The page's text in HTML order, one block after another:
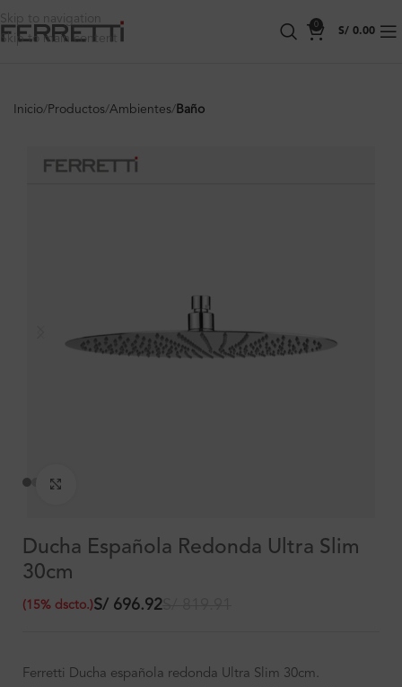
Skip to navigation
Skip to main content
0
S/ 0.00
Inicio Productos Ambientes Baño
Ducha Española Redonda Ultra Slim
30cm
S/ 696.92
(15% dscto.)
Ferretti Ducha española redonda Ultra Slim 30cm.